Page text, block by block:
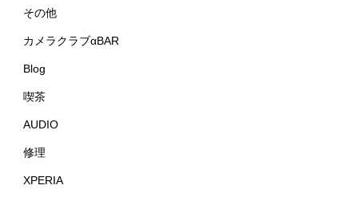
その他
カメラクラブαBAR
Blog
喫茶
AUDIO
修理
XPERIA